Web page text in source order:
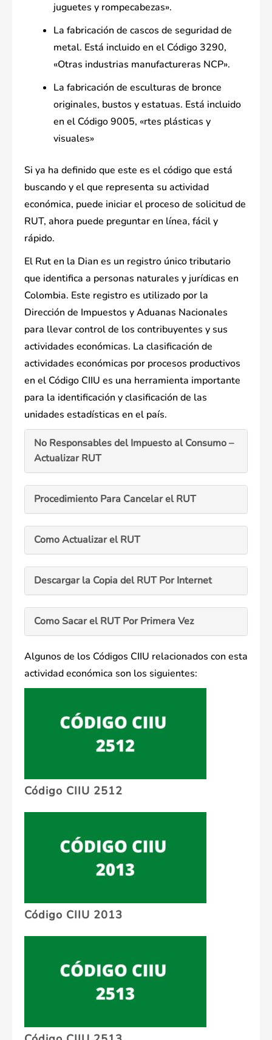
juguetes y rompecabezas».
La fabricación de cascos de seguridad de
metal. Está incluido en el Código 3290,
«Otras industrias manufactureras NCP».
La fabricación de esculturas de bronce
originales, bustos y estatuas. Está incluido
en el Código 9005, «rtes plásticas y
visuales»
Si ya ha definido que este es el código que está
buscando y el que representa su actividad
económica, puede iniciar el proceso de solicitud de
RUT, ahora puede preguntar en línea, fácil y
rápido.
El Rut en la Dian es un registro único tributario
que identifica a personas naturales y jurídicas en
Colombia. Este registro es utilizado por la
Dirección de Impuestos y Aduanas Nacionales
para llevar control de los contribuyentes y sus
actividades económicas. La clasificación de
actividades económicas por procesos productivos
en el Código CIIU es una herramienta importante
para la identificación y clasificación de las
unidades estadísticas en el país.
No Responsables del Impuesto al Consumo –
Actualizar RUT
Procedimiento Para Cancelar el RUT
Como Actualizar el RUT
Descargar la Copia del RUT Por Internet
Como Sacar el RUT Por Primera Vez
Algunos de los Códigos CIIU relacionados con esta
actividad económica son los siguientes:
Código CIIU 2512
Código CIIU 2013